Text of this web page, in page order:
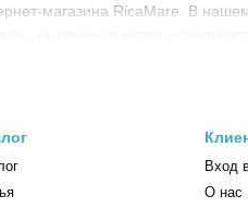
магазина RicaMare. В
жизни и прекрасно
силуэт, позволяют создавать
Вход
О нас